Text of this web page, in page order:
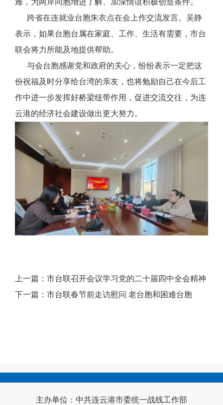
难，为两岸同胞增进了解、加深情谊积极创造条件。
跨省在连就业台胞朱衣点在会上作交流发言。吴静
表示，如果台胞台属在家庭、工作、生活有需要，市台
联会将力所能及地提供帮助。
与会台胞感谢党和政府的关心，纷纷表示一定把这
份祝福及时分享给台湾的亲友，也将勉励自己在今后工
作中进一步发挥好桥梁纽带作用，促进交流交往，为连
云港的经济社会建设做出更大努力。
上一篇： 市台联召开会议学习党的二十届四中全会精神
下一篇： 市台联春节前走访慰问 老台胞和困难台胞
主办单位：中共连云港市委统一战线工作部